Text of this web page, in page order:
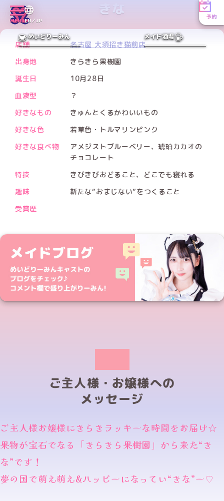
MENUEN／JP
予約
めいどりーみん メイド酒場
きな
PREV NEXT
Xアカウント
店舗
名古屋 大須招き猫前店
出身地
きらきら果樹園
誕生日
10月28日
血液型
？
好きなもの
きゅんとくるかわいいもの
好きな色
若草色・トルマリンピンク
好きな食べ物
アメジストブルーベリー、琥珀カカオの
チョコレート
特技
きびきびおどること、どこでも寝れる
趣味
新たな“おまじない”をつくること
受賞歴
ご主人様・お嬢様への
メッセージ
ご主人様お嬢様にきらきラッキーな時間をお届け☆
果物が宝石でなる「きらきら果樹園」から来た“き
な”です！
夢の国で萌え萌え&ハッピーになってい“きな”ー♡